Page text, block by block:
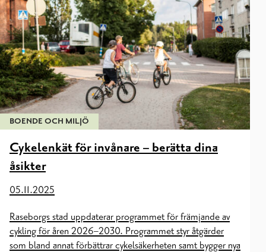
BOENDE OCH MILJÖ
Cykelenkät för invånare – berätta dina
åsikter
05.11.2025
Raseborgs stad uppdaterar programmet för främjande av
cykling för åren 2026–2030. Programmet styr åtgärder
som bland annat förbättrar cykelsäkerheten samt bygger nya